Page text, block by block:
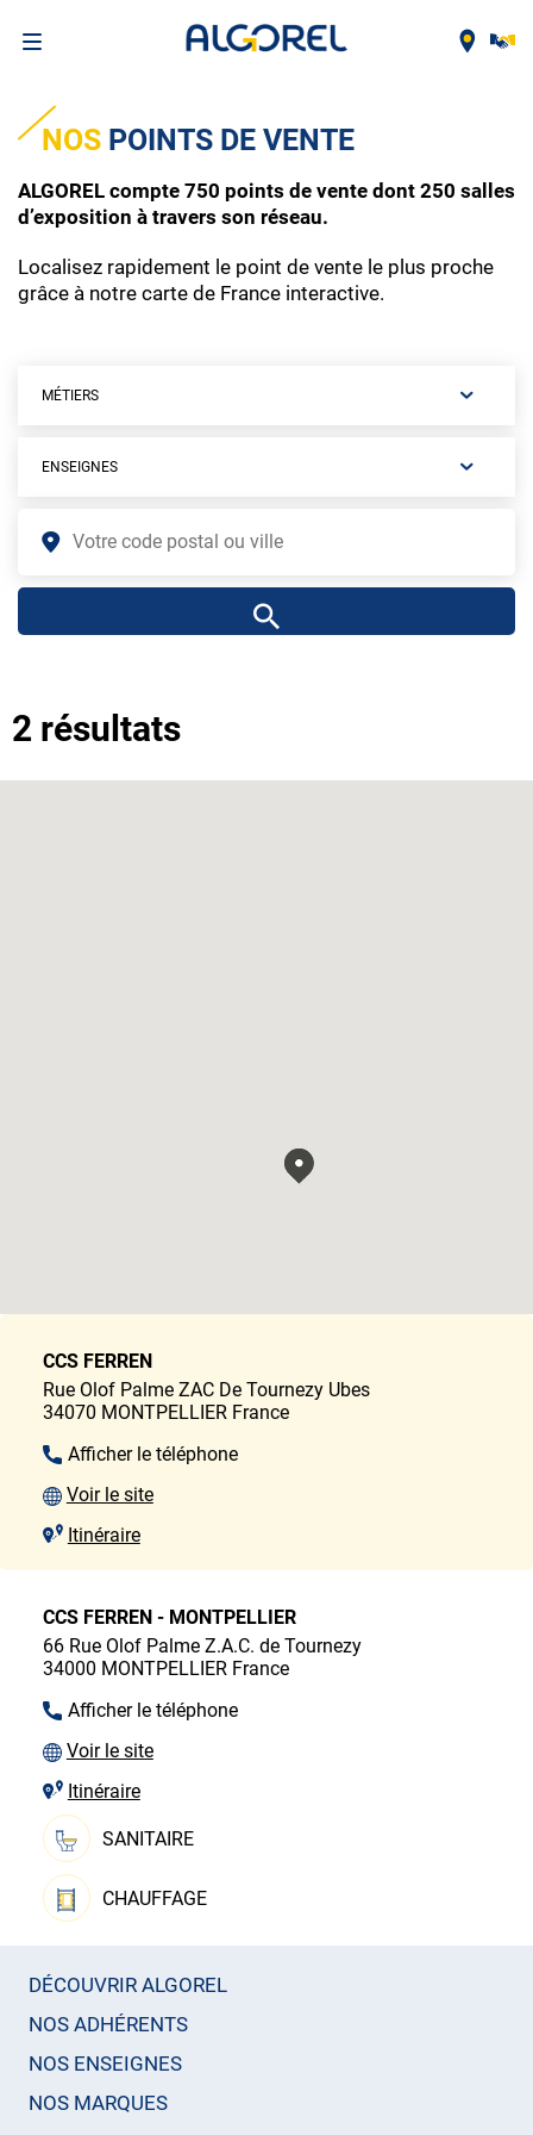
contenu
principal
NOS POINTS DE VENTE
ALGOREL compte 750 points de vente dont 250 salles
d’exposition à travers son réseau.
Localisez rapidement le point de vente le plus proche
grâce à notre carte de France interactive.
MÉTIERS
ENSEIGNES
2 résultats
CCS FERREN
Rue Olof Palme ZAC De Tournezy Ubes
34070 MONTPELLIER France
Afficher le téléphone
Voir le site
Itinéraire
CCS FERREN - MONTPELLIER
66 Rue Olof Palme Z.A.C. de Tournezy
34000 MONTPELLIER France
Afficher le téléphone
Voir le site
Itinéraire
SANITAIRE
CHAUFFAGE
DÉCOUVRIR ALGOREL
NOS ADHÉRENTS
NOS ENSEIGNES
NOS MARQUES